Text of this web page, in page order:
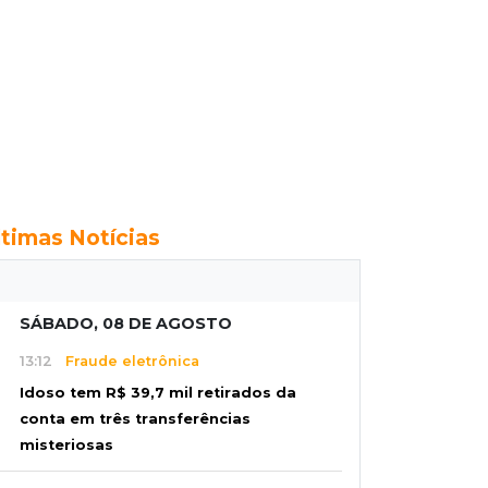
Notícias
SÁBADO, 08 DE AGOSTO
13:12 Fraude eletrônica
Idoso tem R$ 39,7 mil retirados da
conta em três transferências
misteriosas